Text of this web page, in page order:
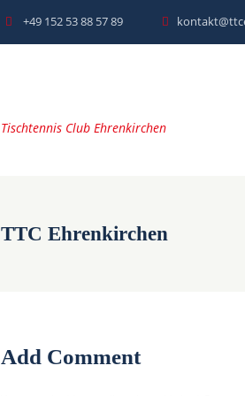
+49 152 53 88 57 89
Tischtennis Club Ehrenkirchen
TTC Ehrenkirchen
Add Comment